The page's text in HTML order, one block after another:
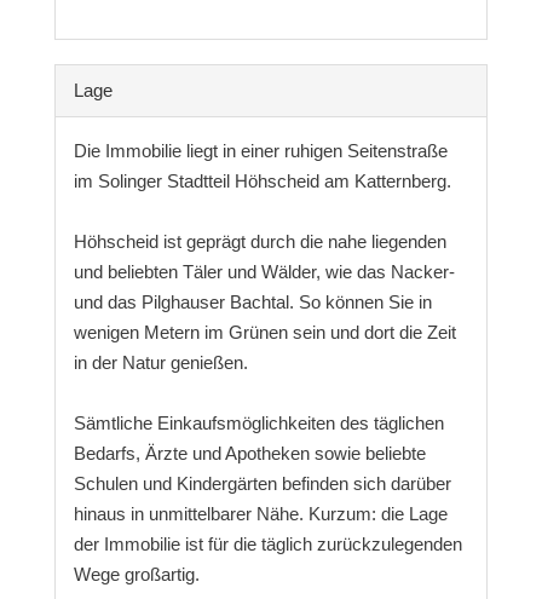
Lage
Die Immobilie liegt in einer ruhigen Seitenstraße
im Solinger Stadtteil Höhscheid am Katternberg.
Höhscheid ist geprägt durch die nahe liegenden
und beliebten Täler und Wälder, wie das Nacker-
und das Pilghauser Bachtal. So können Sie in
wenigen Metern im Grünen sein und dort die Zeit
in der Natur genießen.
Sämtliche Einkaufsmöglichkeiten des täglichen
Bedarfs, Ärzte und Apotheken sowie beliebte
Schulen und Kindergärten befinden sich darüber
hinaus in unmittelbarer Nähe. Kurzum: die Lage
der Immobilie ist für die täglich zurückzulegenden
Wege großartig.